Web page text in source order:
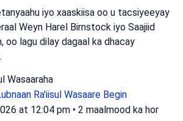
iyo xaaskiisa oo u tacsiyeeyay
Weyn Harel Birnstock iyo Saajiid
oo lagu dilay dagaal ka dhacay
Wasaaraha
Ra'iisul Wasaare Begin
at 12:04 pm • 2 maalmood ka hor